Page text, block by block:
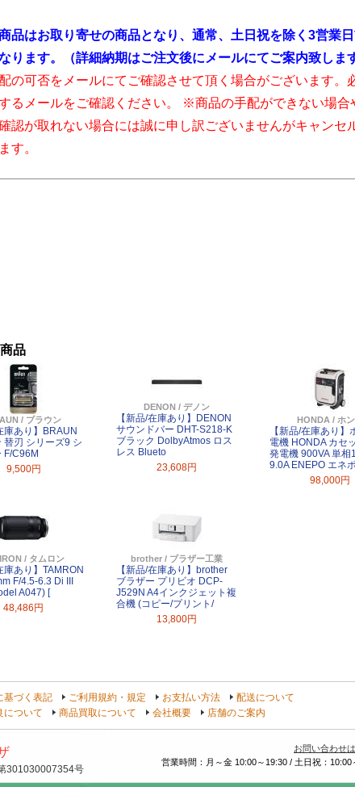
品はお取り寄せの商品となり、通常、土日祝を除く3営業
ります。（詳細納期はご注文後にメールにてご案内致しま
の可否をメールにてご確認させて頂く場合がございます。
るメールをご確認ください。 ※商品の手配ができない場合
認が取れない場合には誠に申し訳ございませんがキャンセ
す。
品
/ ブラウン
庫あり】BRAUN
替刃 シリーズ9 シ
F/C96M
9,500円
DENON / デノン
【新品/在庫あり】DENON
サウンドバー DHT-S218-K
ブラック DolbyAtmos ロス
レス Blueto
23,608円
HONDA / ホ
【新品/在庫あり】
電機 HONDA カセ
発電機 900VA 単相
9.0A ENEPO エネポ
98,000円
/ タムロン
庫あり】TAMRON
F/4.5-6.3 Di III
A047) [
48,486円
brother / ブラザー工業
【新品/在庫あり】brother
ブラザー プリビオ DCP-
J529N A4インクジェット複
合機 (コピー/プリント/
13,800円
基づく表記 ご利用規約・規定 お支払い方法
配送について
について
商品買取について 会社概要 店舗のご案内
301030007354号
お問い合わせ
営業時間：月～金 10:00～19:30 / 土日祝：10:00